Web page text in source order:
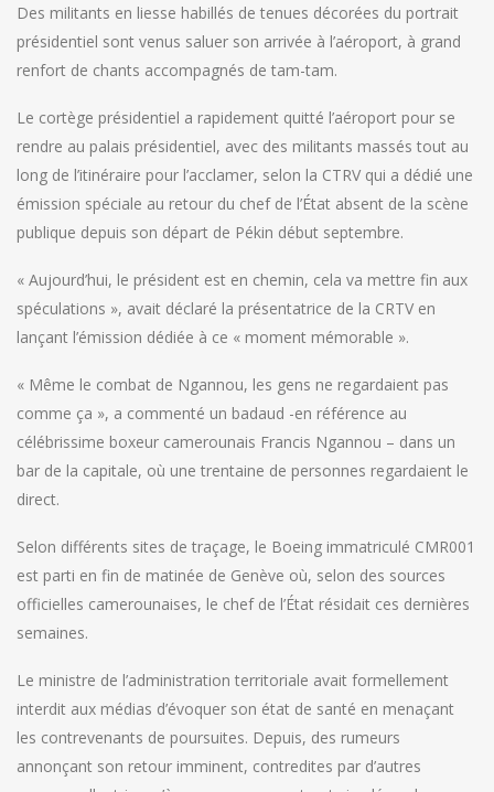
Des militants en liesse habillés de tenues décorées du portrait
présidentiel sont venus saluer son arrivée à l’aéroport, à grand
renfort de chants accompagnés de tam-tam.
Le cortège présidentiel a rapidement quitté l’aéroport pour se
rendre au palais présidentiel, avec des militants massés tout au
long de l’itinéraire pour l’acclamer, selon la CTRV qui a dédié une
émission spéciale au retour du chef de l’État absent de la scène
publique depuis son départ de Pékin début septembre.
« Aujourd’hui, le président est en chemin, cela va mettre fin aux
spéculations », avait déclaré la présentatrice de la CRTV en
lançant l’émission dédiée à ce « moment mémorable ».
« Même le combat de Ngannou, les gens ne regardaient pas
comme ça », a commenté un badaud -en référence au
célébrissime boxeur camerounais Francis Ngannou – dans un
bar de la capitale, où une trentaine de personnes regardaient le
direct.
Selon différents sites de traçage, le Boeing immatriculé CMR001
est parti en fin de matinée de Genève où, selon des sources
officielles camerounaises, le chef de l’État résidait ces dernières
semaines.
Le ministre de l’administration territoriale avait formellement
interdit aux médias d’évoquer son état de santé en menaçant
les contrevenants de poursuites. Depuis, des rumeurs
annonçant son retour imminent, contredites par d’autres